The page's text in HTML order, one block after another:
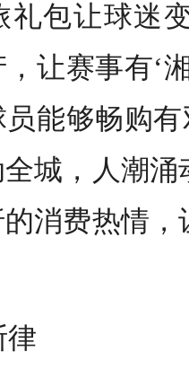
礼包让球迷
让赛事有‘
能够畅购
城，人潮
消费热情
律